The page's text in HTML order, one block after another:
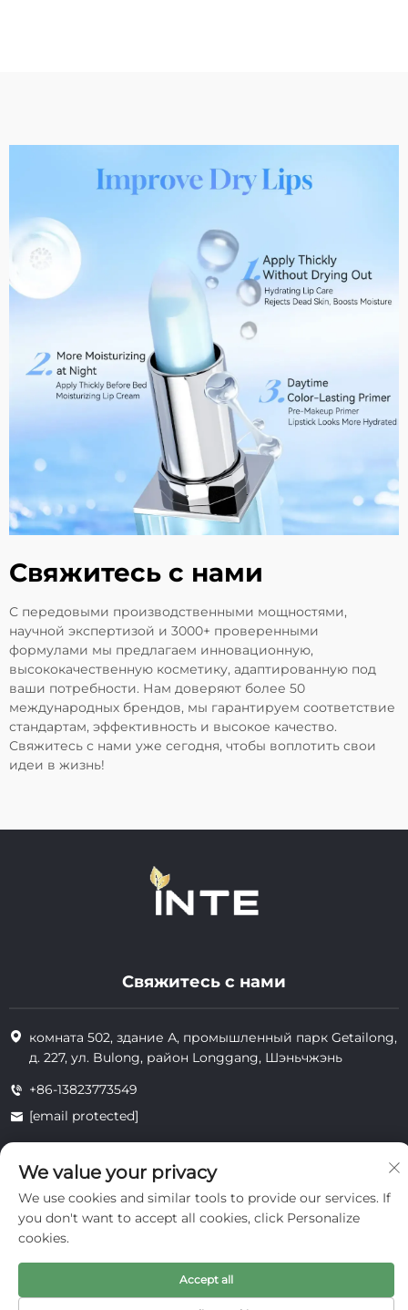
Свяжитесь с нами
С передовыми производственными мощностями,
научной экспертизой и 3000+ проверенными
формулами мы предлагаем инновационную,
высококачественную косметику, адаптированную под
ваши потребности. Нам доверяют более 50
международных брендов, мы гарантируем соответствие
стандартам, эффективность и высокое качество.
Свяжитесь с нами уже сегодня, чтобы воплотить свои
идеи в жизнь!
Свяжитесь с нами
комната 502, здание А, промышленный парк Getailong,
д. 227, ул. Bulong, район Longgang, Шэньчжэнь
+86-13823773549
[email protected]
Все права защищены © 2025 Inte Cosmetics (Shenzhen) Co., Ltd.
конфиденциальность
We value your privacy
We use cookies and similar tools to provide our services. If
you don't want to accept all cookies, click Personalize
cookies.
Accept all